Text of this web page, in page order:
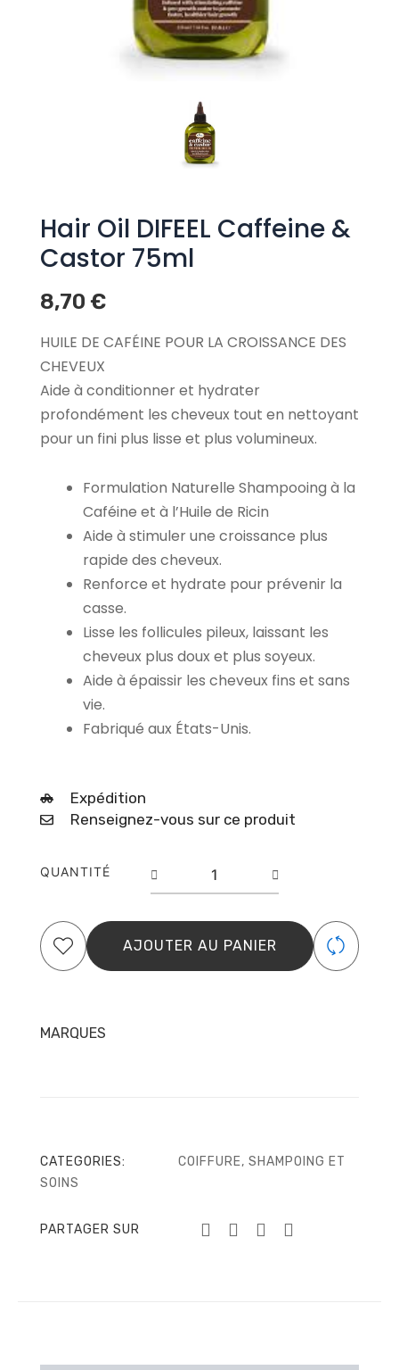
Hair Oil DIFEEL Caffeine &
Castor 75ml
8,70 €
HUILE DE CAFÉINE POUR LA CROISSANCE DES
CHEVEUX
Aide à conditionner et hydrater
profondément les cheveux tout en nettoyant
pour un fini plus lisse et plus volumineux.
Formulation Naturelle Shampooing à la
Caféine et à l’Huile de Ricin
Aide à stimuler une croissance plus
rapide des cheveux.
Renforce et hydrate pour prévenir la
casse.
Lisse les follicules pileux, laissant les
cheveux plus doux et plus soyeux.
Aide à épaissir les cheveux fins et sans
vie.
Fabriqué aux États-Unis.
Expédition
Renseignez-vous sur ce produit
QUANTITÉ
Oil
Caffeine
&
AJOUTER AU PANIER
MARQUES
CATEGORIES: COIFFURE, SHAMPOING ET
SOINS
PARTAGER SUR